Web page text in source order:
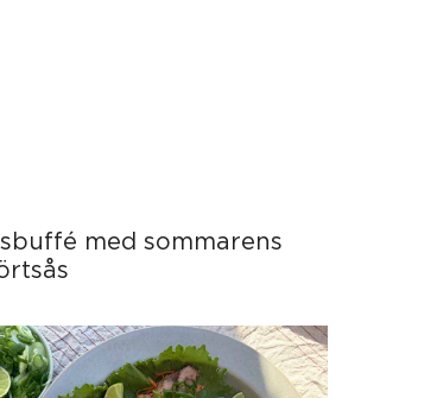
med sommarens